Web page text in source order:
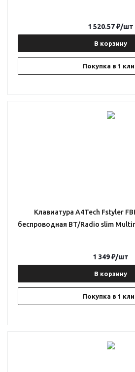
В корзину
Покупка в 1
1 520.57₽/шт
Клавиатура A4Tech Fstyler
беспроводная BT/Radio slim
В корзину
Покупка в 1
1 349₽/шт